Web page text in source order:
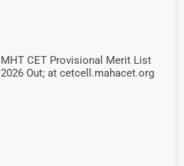
MHT CET Provisional Merit List
2026 Out; at cetcell.mahacet.org